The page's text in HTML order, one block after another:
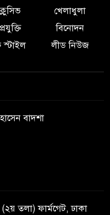
খেলাধুলা
বিনোদন
লীড নিউজ
বাদশা
তলা) ফার্মগেট, ঢাকা